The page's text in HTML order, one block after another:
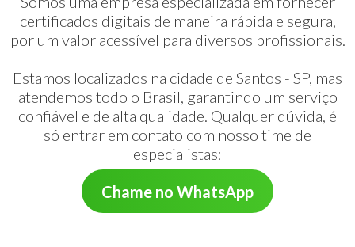
certificados digitais de maneira rápida e segura,
por um valor acessível para diversos profissionais.
Estamos localizados na cidade de Santos - SP, mas
atendemos todo o Brasil, garantindo um serviço
confiável e de alta qualidade. Qualquer dúvida, é
só entrar em contato com nosso time de
especialistas:
Chame no WhatsApp